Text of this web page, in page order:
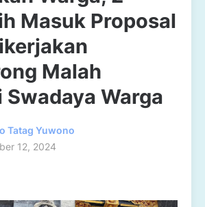
Masuk Proposal
Malah
Swadaya Warga
Tatag Yuwono
12, 2024